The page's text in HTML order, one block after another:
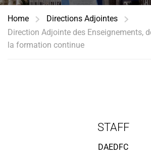
Home
Directions Adjointes
Direction Adjointe des Enseignements,
la formation continue
STAFF
DAEDFC